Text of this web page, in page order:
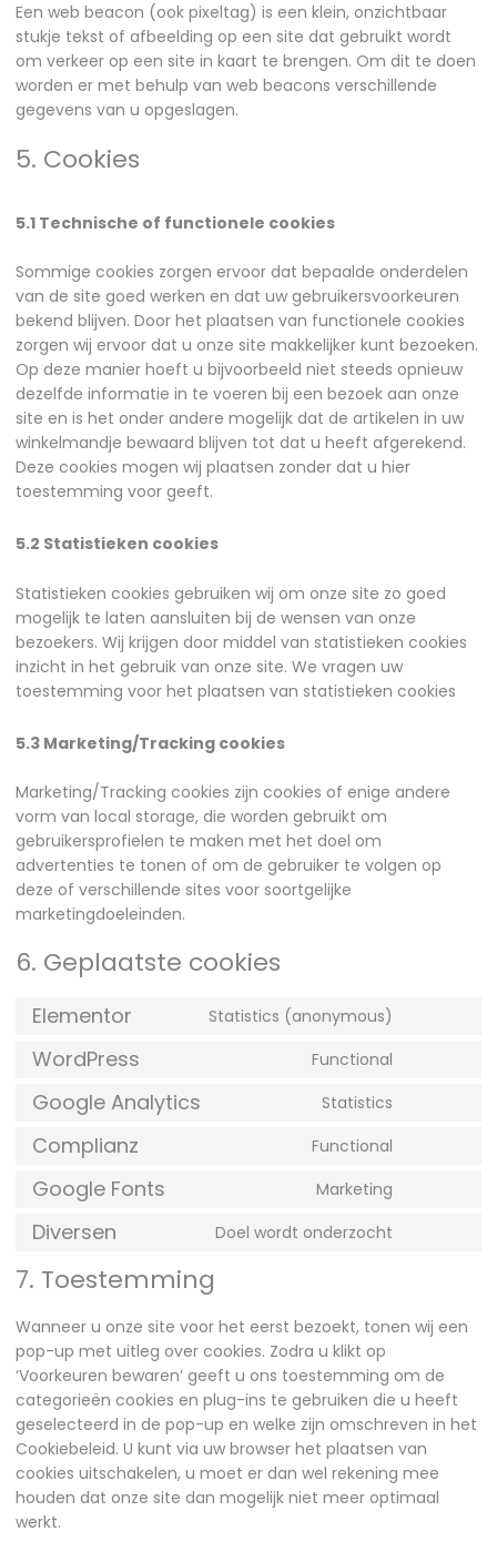
Een web beacon (ook pixeltag) is een klein, onzichtbaar
stukje tekst of afbeelding op een site dat gebruikt wordt
om verkeer op een site in kaart te brengen. Om dit te doen
worden er met behulp van web beacons verschillende
gegevens van u opgeslagen.
5. Cookies
5.1 Technische of functionele cookies
Sommige cookies zorgen ervoor dat bepaalde onderdelen
van de site goed werken en dat uw gebruikersvoorkeuren
bekend blijven. Door het plaatsen van functionele cookies
zorgen wij ervoor dat u onze site makkelijker kunt bezoeken.
Op deze manier hoeft u bijvoorbeeld niet steeds opnieuw
dezelfde informatie in te voeren bij een bezoek aan onze
site en is het onder andere mogelijk dat de artikelen in uw
winkelmandje bewaard blijven tot dat u heeft afgerekend.
Deze cookies mogen wij plaatsen zonder dat u hier
toestemming voor geeft.
5.2 Statistieken cookies
Statistieken cookies gebruiken wij om onze site zo goed
mogelijk te laten aansluiten bij de wensen van onze
bezoekers. Wij krijgen door middel van statistieken cookies
inzicht in het gebruik van onze site. We vragen uw
toestemming voor het plaatsen van statistieken cookies
5.3 Marketing/Tracking cookies
Marketing/Tracking cookies zijn cookies of enige andere
vorm van local storage, die worden gebruikt om
gebruikersprofielen te maken met het doel om
advertenties te tonen of om de gebruiker te volgen op
deze of verschillende sites voor soortgelijke
marketingdoeleinden.
6. Geplaatste cookies
Elementor Statistics (anonymous)
WordPress Functional
Google Analytics Statistics
Complianz Functional
Google Fonts Marketing
Diversen Doel wordt onderzocht
7. Toestemming
Wanneer u onze site voor het eerst bezoekt, tonen wij een
pop-up met uitleg over cookies. Zodra u klikt op
‘Voorkeuren bewaren’ geeft u ons toestemming om de
categorieën cookies en plug-ins te gebruiken die u heeft
geselecteerd in de pop-up en welke zijn omschreven in het
Cookiebeleid. U kunt via uw browser het plaatsen van
cookies uitschakelen, u moet er dan wel rekening mee
houden dat onze site dan mogelijk niet meer optimaal
werkt.